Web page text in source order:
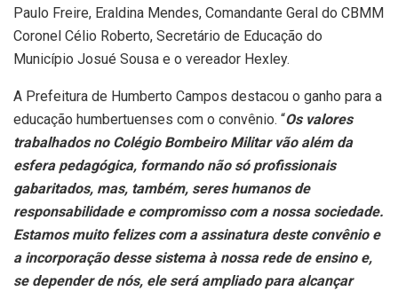
Paulo Freire, Eraldina Mendes, Comandante Geral do CBMM
Coronel Célio Roberto, Secretário de Educação do
Município Josué Sousa e o vereador Hexley.
A Prefeitura de Humberto Campos destacou o ganho para a
educação humbertuenses com o convênio. “Os valores
trabalhados no Colégio Bombeiro Militar vão além da
esfera pedagógica, formando não só profissionais
gabaritados, mas, também, seres humanos de
responsabilidade e compromisso com a nossa sociedade.
Estamos muito felizes com a assinatura deste convênio e
a incorporação desse sistema à nossa rede de ensino e,
se depender de nós, ele será ampliado para alcançar